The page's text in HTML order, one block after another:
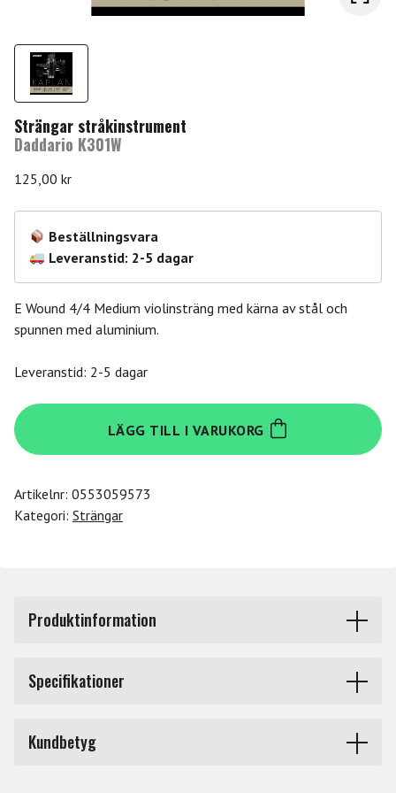
Strängar stråkinstrument
Daddario K301W
125,00 kr
Beställningsvara
Leveranstid: 2-5 dagar
E Wound 4/4 Medium violinsträng med kärna av stål och
spunnen med aluminium.
Leveranstid: 2-5 dagar
Daddario
K301W
mängd
LÄGG TILL I VARUKORG
Artikelnr: 0553059573
Kategori: Strängar
Produktinformation
symfoniker ett självklart val. När D'Addario 1981
förvärvade Ladislav Kaplans anrika företag, skedde en
Specifikationer
Kundbetyg